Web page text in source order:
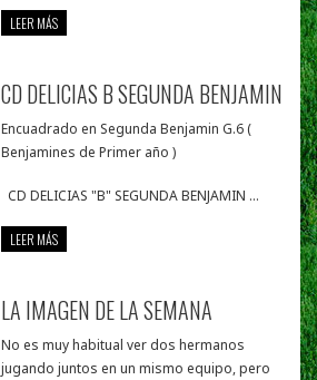
LEER MÁS
CD DELICIAS B SEGUNDA BENJAMIN
Encuadrado en Segunda Benjamin G.6 (
Benjamines de Primer año )
CD DELICIAS "B" SEGUNDA BENJAMIN ...
LEER MÁS
LA IMAGEN DE LA SEMANA
No es muy habitual ver dos hermanos
jugando juntos en un mismo equipo, pero